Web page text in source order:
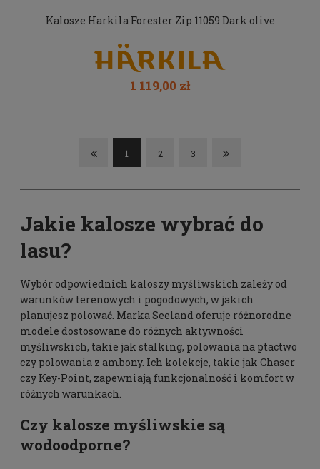
Kalosze Harkila Forester Zip 11059 Dark olive
1 119,00 zł
1 2 3
Jakie kalosze wybrać do
lasu?
Wybór odpowiednich kaloszy myśliwskich zależy od
warunków terenowych i pogodowych, w jakich
planujesz polować. Marka Seeland oferuje różnorodne
modele dostosowane do różnych aktywności
myśliwskich, takie jak stalking, polowania na ptactwo
czy polowania z ambony. Ich kolekcje, takie jak Chaser
czy Key-Point, zapewniają funkcjonalność i komfort w
różnych warunkach.
Czy kalosze myśliwskie są
wodoodporne?